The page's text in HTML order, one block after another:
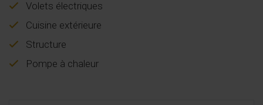
Volets électriques
Cuisine extérieure
Structure
Pompe à chaleur